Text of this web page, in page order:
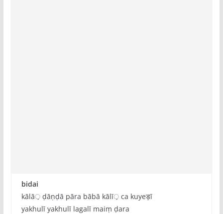
bidai
kālā़ ḍāṇḍā pāra bābā kālī़ ca kuyeड़ī
yakhulī yakhulī lagalī maiṃ ḍara